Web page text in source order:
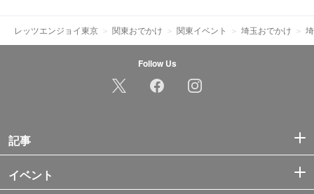
レッツエンジョイ東京 関東おでかけ 関東イベント 埼玉おでかけ
Follow Us
記事
イベント